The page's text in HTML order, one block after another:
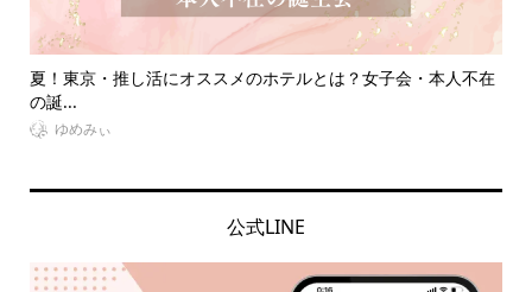
夏！東京・推し活にオススメのホテルとは？女子会・本人不在
の誕...
ゆめみぃ
公式LINE